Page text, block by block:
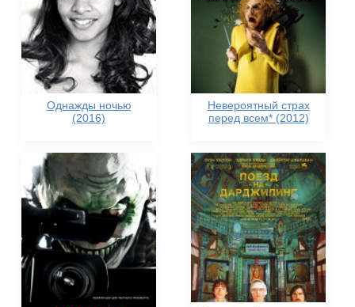
Однажды ночью
(2016)
Невероятный страх
перед всем* (2012)